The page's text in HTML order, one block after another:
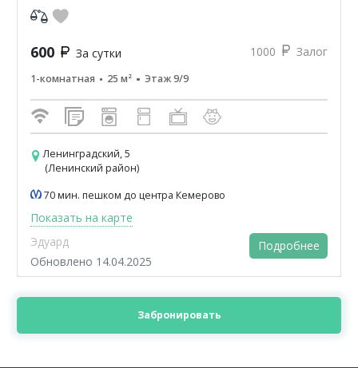
машина, телевизор, дв...
600 За сутки 1000 Залог
1-комнатная 25 м² Этаж 9/9
Ленинградский, 5
(Ленинский район)
70 мин. пешком до центра Кемерово
Показать на карте
Эдуард
Обновлено 14.04.2025
Подробнее
Забронировать